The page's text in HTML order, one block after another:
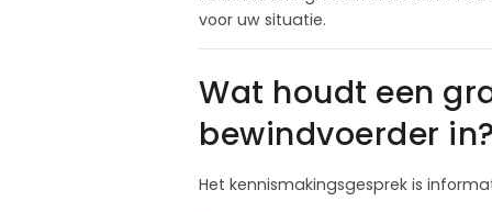
voor uw situatie.
Wat houdt een
bewindvoerder in?
Het kennismakingsgesprek is